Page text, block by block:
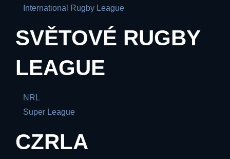
International Rugby League
SVĚTOVÉ RUGBY
LEAGUE
NRL
Super League
CZRLA